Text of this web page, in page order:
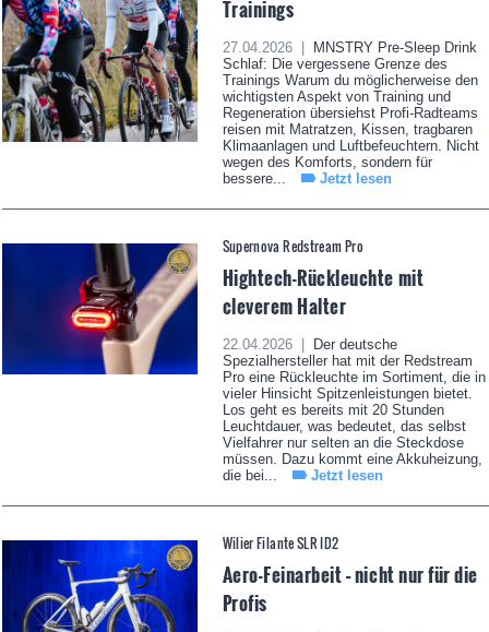
Trainings
27.04.2026 |
MNSTRY Pre-Sleep Drink
Schlaf: Die vergessene Grenze des
Trainings Warum du möglicherweise den
wichtigsten Aspekt von Training und
Regeneration übersiehst Profi-Radteams
reisen mit Matratzen, Kissen, tragbaren
Klimaanlagen und Luftbefeuchtern. Nicht
wegen des Komforts, sondern für
bessere...
Jetzt lesen
Supernova Redstream Pro
Hightech-Rückleuchte mit
cleverem Halter
22.04.2026 |
Der deutsche
Spezialhersteller hat mit der Redstream
Pro eine Rückleuchte im Sortiment, die in
vieler Hinsicht Spitzenleistungen bietet.
Los geht es bereits mit 20 Stunden
Leuchtdauer, was bedeutet, das selbst
Vielfahrer nur selten an die Steckdose
müssen. Dazu kommt eine Akkuheizung,
die bei...
Jetzt lesen
Wilier Filante SLR ID2
Aero-Feinarbeit – nicht nur für die
Profis